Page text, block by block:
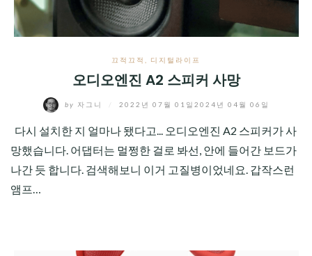
끄적끄적 디지털라이프
오디오엔진 A2 스피커 사망
by 자그니 2022년 07월 01일 2024년 04월 06일
다시 설치한 지 얼마나 됐다고... 오디오엔진 A2 스피커가 사
망했습니다. 어댑터는 멀쩡한 걸로 봐선, 안에 들어간 보드가
나간 듯 합니다. 검색해보니 이거 고질병이었네요. 갑작스런
앰프…